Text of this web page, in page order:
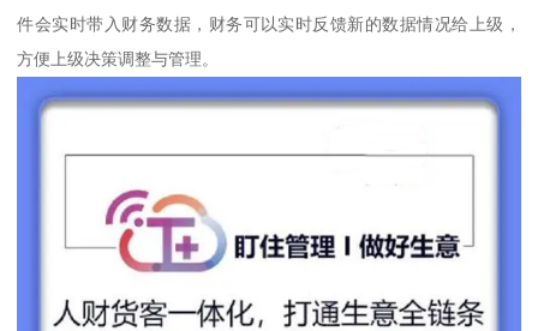
件会实时带入财务数据，财务可以实时反馈新的数据情况给上级，
方便上级决策调整与管理。